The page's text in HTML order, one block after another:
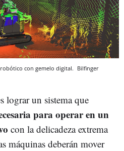
con gemelo digital. Bilfinger
lograr un sistema que
para operar en un
con la delicadeza extrema
máquinas deberán mover